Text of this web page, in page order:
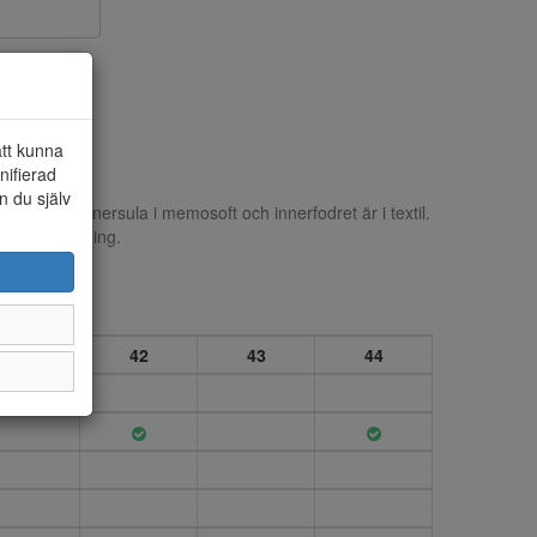
innersula i memosoft och innerfodret är i textil.
och dämpning.
41 42 43 44
kunna
du själv